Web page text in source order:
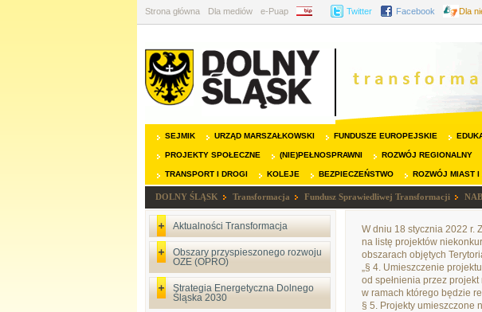
Strona główna Dla mediów e-Puap BIP Twitter Facebook Dla
SEJMIK URZĄD MARSZAŁKOWSKI FUNDUSZE EUROPEJSKIE
PROJEKTY SPOŁECZNE (NIE)PEŁNOSPRAWNI ROZWÓJ REGIONALNY
TRANSPORT I DROGI KOLEJE BEZPIECZEŃSTWO ROZWÓJ MIAST
DOLNY ŚLĄSK Transformacja Fundusz Sprawiedliwej Transformacji
Aktualności Transformacja
Obszary przyspieszonego rozwoju
OZE (OPRO)
Strategia Energetyczna Dolnego
Śląska 2030
W dniu 18 stycznia 2022 r.
na listę projektów
obszarach objętych
„§ 4. Umieszczenie
od spełnienia przez
w ramach którego będzie
§ 5. Projekty umieszczone